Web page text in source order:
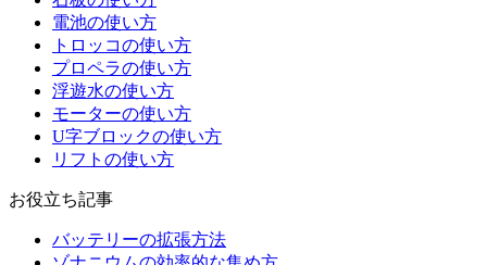
電池の使い方
トロッコの使い方
プロペラの使い方
浮遊水の使い方
モーターの使い方
U字ブロックの使い方
リフトの使い方
お役立ち記事
バッテリーの拡張方法